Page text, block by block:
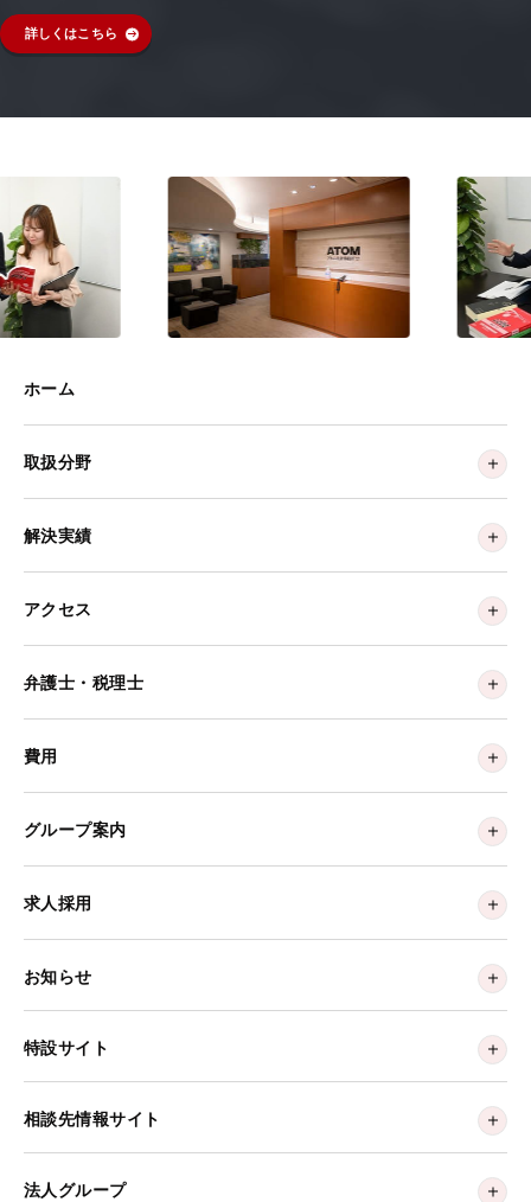
詳しくはこちら
ホーム
取扱分野
解決実績
アクセス
弁護士・税理士
費用
グループ案内
求人採用
お知らせ
特設サイト
相談先情報サイト
法人グループ